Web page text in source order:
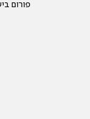
פורום